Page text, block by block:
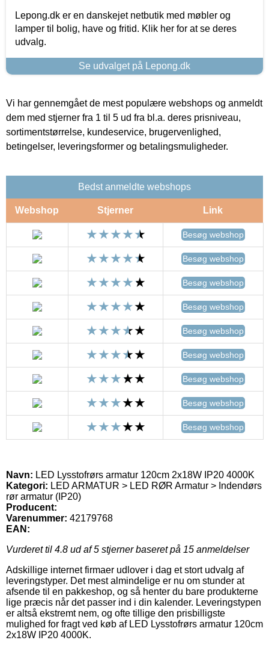
Lepong.dk er en danskejet netbutik med møbler og
lamper til bolig, have og fritid. Klik her for at se deres
udvalg.
Se udvalget på Lepong.dk
Vi har gennemgået de mest populære webshops og anmeldt
dem med stjerner fra 1 til 5 ud fra bl.a. deres prisniveau,
sortimentstørrelse, kundeservice, brugervenlighed,
betingelser, leveringsformer og betalingsmuligheder.
Bedst anmeldte webshops
Webshop Stjerner Link
Besøg webshop
Besøg webshop
Besøg webshop
Besøg webshop
Besøg webshop
Besøg webshop
Besøg webshop
Besøg webshop
Besøg webshop
Navn: LED Lysstofrørs armatur 120cm 2x18W IP20 4000K
Kategori: LED ARMATUR > LED RØR Armatur > Indendørs
rør armatur (IP20)
Producent:
Varenummer: 42179768
EAN:
Vurderet til 4.8 ud af 5 stjerner baseret på 15 anmeldelser
Adskillige internet firmaer udlover i dag et stort udvalg af
leveringstyper. Det mest almindelige er nu om stunder at
afsende til en pakkeshop, og så henter du bare produkterne
lige præcis når det passer ind i din kalender. Leveringstypen
er altså ekstremt nem, og ofte tillige den prisbilligste
mulighed for fragt ved køb af LED Lysstofrørs armatur 120cm
2x18W IP20 4000K.